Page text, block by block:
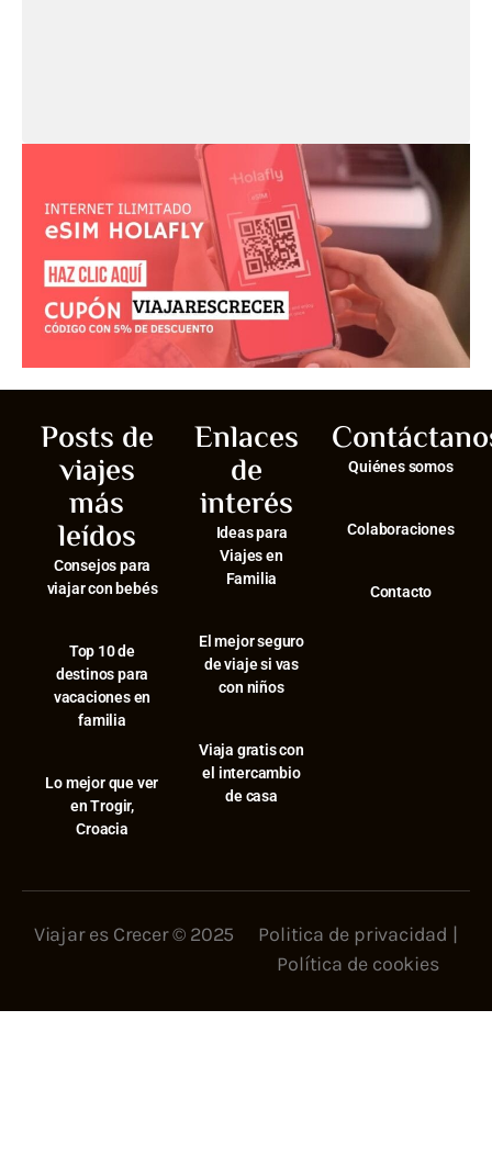
Posts de
viajes
más
leídos
Consejos para
viajar con bebés
⁠Top 10 de
destinos para
vacaciones en
familia
⁠Lo mejor que ver
en Trogir,
Croacia
Enlaces
de
interés
Ideas para
Viajes en
Familia
El mejor seguro
de viaje si vas
con niños
Viaja gratis con
el intercambio
de casa
Quiénes somos
Colaboraciones
Contacto
Viajar es Crecer © 2025 Politica de privacidad |
Política de cookies